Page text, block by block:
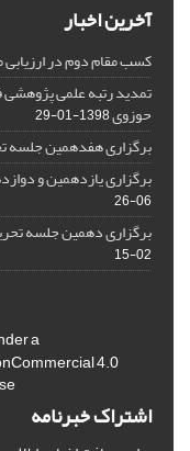
آخرین اخبار
کسب مقام دوم در
تمدید رتبه علمی
حوزوی1398-01-29
برگزاری هفدهمین جلسه
برگزاری یازدهمین و
06-26
برگزاری دهمین جلسه
02-15
a
4.0
اشتراک خبرنامه